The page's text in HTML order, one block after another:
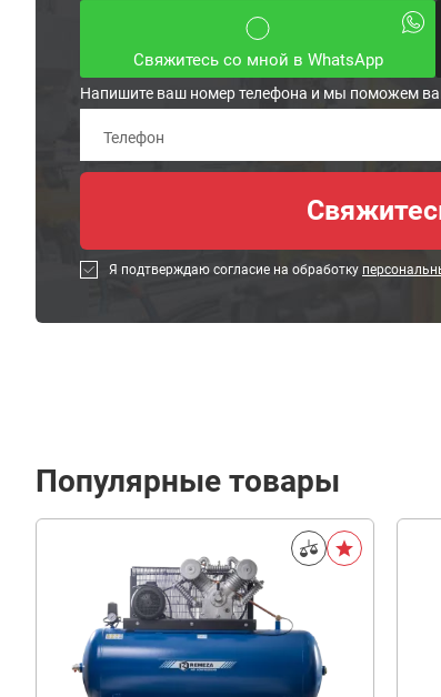
Свяжитесь со мной в WhatsApp
Напишите ваш номер телефона и мы поможем
Я подтверждаю согласие на обработку
В корзину
Популярные товары